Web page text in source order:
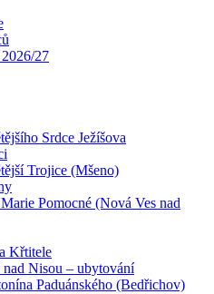
27
Srdce Ježíšova
Trojice (Mšeno)
Pomocné (Nová Ves nad
Křtitele
nad Nisou – ubytování
Paduánského (Bedřichov)